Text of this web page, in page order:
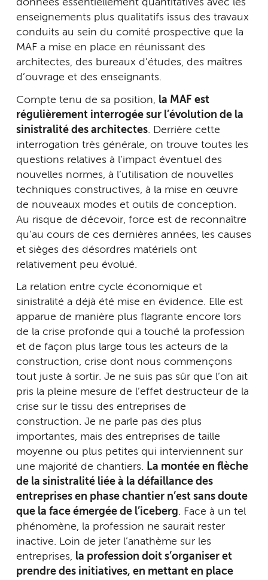
données essentiellement quantitatives avec les
enseignements plus qualitatifs issus des travaux
conduits au sein du comité prospective que la
MAF a mise en place en réunissant des
architectes, des bureaux d’études, des maîtres
d’ouvrage et des enseignants.
Compte tenu de sa position, la MAF est
régulièrement interrogée sur l’évolution de la
sinistralité des architectes. Derrière cette
interrogation très générale, on trouve toutes les
questions relatives à l’impact éventuel des
nouvelles normes, à l’utilisation de nouvelles
techniques constructives, à la mise en œuvre
de nouveaux modes et outils de conception.
Au risque de décevoir, force est de reconnaître
qu’au cours de ces dernières années, les causes
et sièges des désordres matériels ont
relativement peu évolué.
La relation entre cycle économique et
sinistralité a déjà été mise en évidence. Elle est
apparue de manière plus flagrante encore lors
de la crise profonde qui a touché la profession
et de façon plus large tous les acteurs de la
construction, crise dont nous commençons
tout juste à sortir. Je ne suis pas sûr que l’on ait
pris la pleine mesure de l’effet destructeur de la
crise sur le tissu des entreprises de
construction. Je ne parle pas des plus
importantes, mais des entreprises de taille
moyenne ou plus petites qui interviennent sur
une majorité de chantiers. La montée en flèche
de la sinistralité liée à la défaillance des
entreprises en phase chantier n’est sans doute
que la face émergée de l’iceberg. Face à un tel
phénomène, la profession ne saurait rester
inactive. Loin de jeter l’anathème sur les
entreprises, la profession doit s’organiser et
prendre des initiatives, en mettant en place